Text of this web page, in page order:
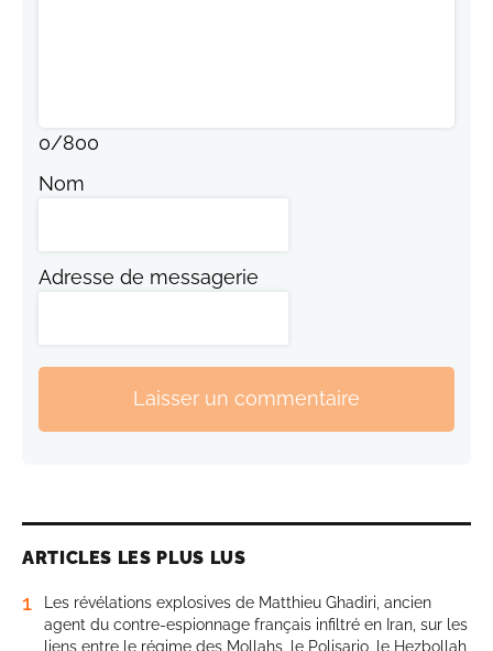
0/800
Nom
Adresse de messagerie
Laisser un commentaire
ARTICLES LES PLUS LUS
1
Les révélations explosives de Matthieu Ghadiri, ancien
agent du contre-espionnage français infiltré en Iran, sur les
liens entre le régime des Mollahs, le Polisario, le Hezbollah